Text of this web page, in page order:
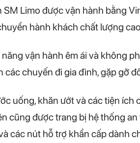
Limo được vận hành bằng
hành khách chất lượng
vận hành êm ái và không
các chuyến đi gia đình, gặp gỡ
uống, khăn ướt và các tiện
cũng được trang bị hệ thống
các nút hỗ trợ khẩn cấp dành